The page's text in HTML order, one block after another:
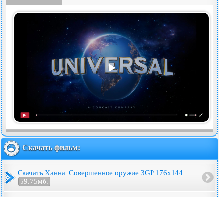
Скачать фильм:
Скачать Ханна. Совершенное оружие 3GP 176x144
59.75мб.